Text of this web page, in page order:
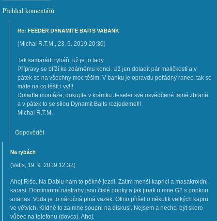
Přehled komentářů
Re: FEEDER DYNAMITE BAITS VABANK
(Michal R.T.M., 23. 9. 2019 20:30)
Tak kamarádi rybáři, už je to tady.
Přípravy se blíží ke zdárnému konci. Už jen doladit pár maličkostí a v
pátek se na všechny moc těším. V banku je opravdu pořádný ranec, tak se
máte na co těšit i vy!!!
Dolaďte montáže, dokupte v krámku Jeseter své osvědčené tajné zbraně
a v pátek to se sílou Dynamit Baits rozjedeme!!!
Michal R.T.M.
Odpovědět
Na rybách
(Vatis, 19. 9. 2019 12:32)
Ahoj Ríšo. Na Dablu nám to pěkně jezdí. Zatím menší kaprici a masakroidni
karasi. Dominantní nástrahy jsou čisté popky a jak jinak u mne G2 s popkou
ananas. Voda je to náročná plná vazek. Otino přišel o několik velkých kaprů
ve větvích. Klidně to za mne soupni na diskusi. Nejsem a nechci být skoro
vůbec na telefonu (dovca). Ahoj.